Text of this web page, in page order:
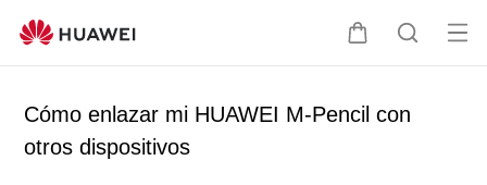
C
r
B
q
Ab
Cómo enlazar mi HUAWEI M-Pencil con
otros dispositivos